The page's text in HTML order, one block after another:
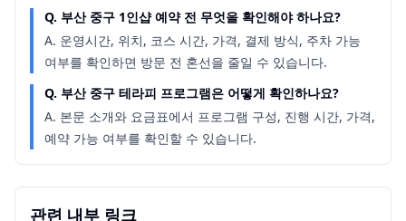
Q. 부산 중구 1인샵 예약 전 무엇을 확인해야 하나요?
A. 운영시간, 위치, 코스 시간, 가격, 결제 방식, 주차 가능
여부를 확인하면 방문 전 혼선을 줄일 수 있습니다.
Q. 부산 중구 테라피 프로그램은 어떻게 확인하나요?
A. 본문 소개와 요금표에서 프로그램 구성, 진행 시간, 가격,
예약 가능 여부를 확인할 수 있습니다.
관련 내부 링크